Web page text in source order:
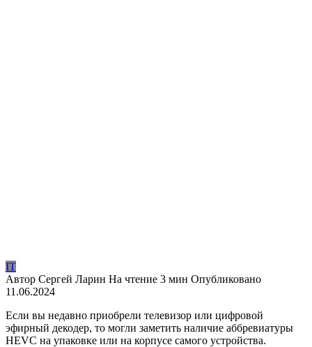
IT
Автор Сергей Ларин На чтение 3 мин Опубликовано
11.06.2024
Если вы недавно приобрели телевизор или цифровой
эфирный декодер, то могли заметить наличие аббревиатуры
HEVC на упаковке или на корпусе самого устройства.